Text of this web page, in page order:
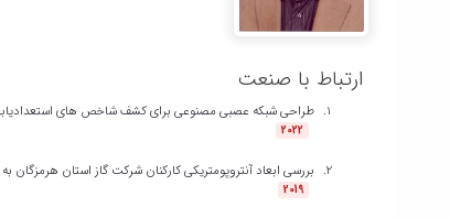
ارتباط با صنعت
طراحی شبکه عصبی مصنوعی برای کشف شاخص های استعدادیابی
2022
بررسی ابعاد آنتروپومتریکی کارکنان شرکت گاز استان
2019